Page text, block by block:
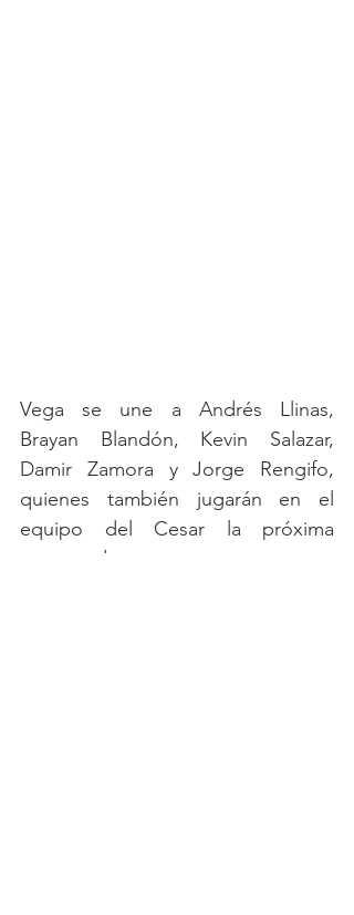
Vega se une a Andrés Llinas,
Brayan Blandón, Kevin Salazar,
Damir Zamora y Jorge Rengifo,
quienes también jugarán en el
equipo del Cesar la próxima
temporada.